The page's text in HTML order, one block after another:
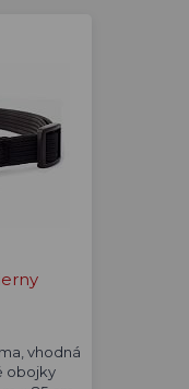
vhodná
obojky